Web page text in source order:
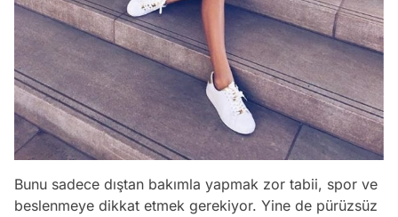
Bunu sadece dıştan bakımla yapmak zor tabii, spor ve
beslenmeye dikkat etmek gerekiyor. Yine de pürüzsüz